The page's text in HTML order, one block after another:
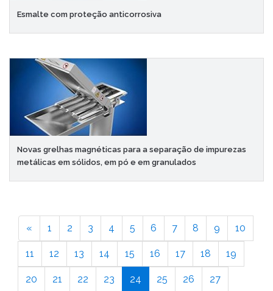
Esmalte com proteção anticorrosiva
Novas grelhas magnéticas para a separação de impurezas
metálicas em sólidos, em pó e em granulados
« 1 2 3 4 5 6 7 8 9 10
11 12 13 14 15 16 17 18 19
20 21 22 23 24 25 26 27